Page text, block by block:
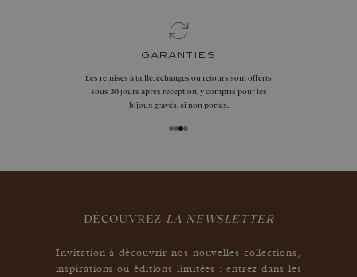
garanties
Les remises à taille, échanges ou retours sont offerts
sous 30 jours après réception, y compris pour les
bijoux gravés, si non portés.
DÉCOUVREZ LA NEWSLETTER
Invitation à découvrir nos nouvelles collections,
inspirations ou éditions limitées : entrez dans les